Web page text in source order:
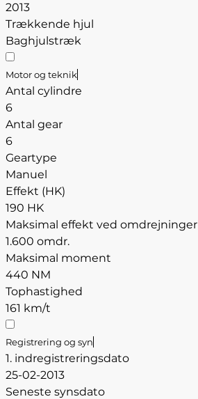
2013
Trækkende hjul
Baghjulstræk
Motor og teknik
Antal cylindre
6
Antal gear
6
Geartype
Manuel
Effekt (HK)
190 HK
Maksimal effekt ved omdrejninger
1.600 omdr.
Maksimal moment
440 NM
Tophastighed
161 km/t
Registrering og syn
1. indregistreringsdato
25-02-2013
Seneste synsdato